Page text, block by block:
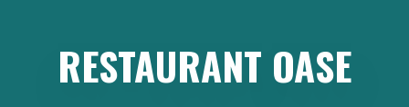
RESTAURANT OASE